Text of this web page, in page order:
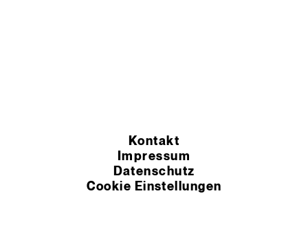
Kontakt
Impressum
Datenschutz
Cookie Einstellungen